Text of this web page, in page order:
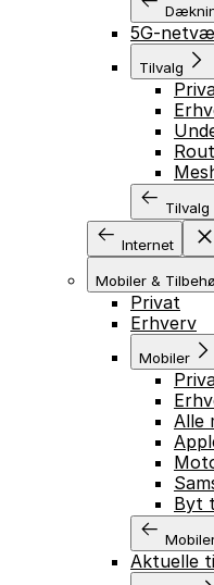
5G-
Tilvalg
Tilvalg
Internet
Mobiler &
Privat
Erhverv
Mobiler
Alle
Byt
Aktuelle